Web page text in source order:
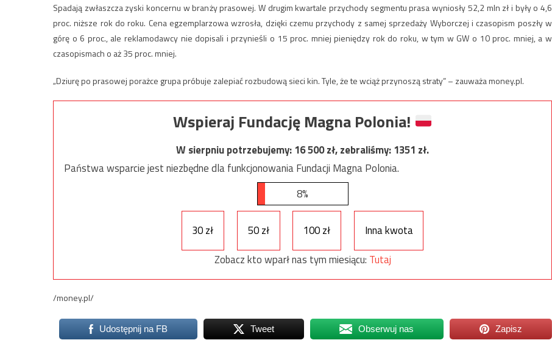
Spadają zwłaszcza zyski koncernu w branży prasowej. W drugim kwartale przychody segmentu prasa wyniosły 52,2 mln zł i były o 4,6
proc. niższe rok do roku. Cena egzemplarzowa wzrosła, dzięki czemu przychody z samej sprzedaży Wyborczej i czasopism poszły w
górę o 6 proc., ale reklamodawcy nie dopisali i przynieśli o 15 proc. mniej pieniędzy rok do roku, w tym w GW o 10 proc. mniej, a w
czasopismach o aż 35 proc. mniej.
„Dziurę po prasowej porażce grupa próbuje zalepiać rozbudową sieci kin. Tyle, że te wciąż przynoszą straty” – zauważa money.pl.
Wspieraj Fundację Magna Polonia!
W sierpniu potrzebujemy:16 500zł, zebraliśmy:1351 zł.
Państwa wsparcie jest niezbędne dla funkcjonowania Fundacji Magna Polonia.
8%
30 zł 50 zł 100 zł
Inna kwota
Zobacz kto wparł nas tym miesiącu: Tutaj
/money.pl/
Udostępnij na FB Tweet Obserwuj nas Zapisz